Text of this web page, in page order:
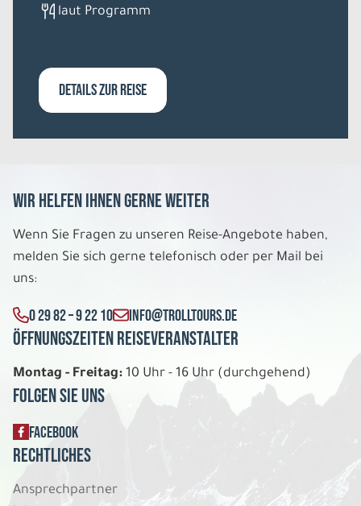
laut Programm
DETAILS ZUR REISE
Wir helfen Ihnen gerne weiter
Wenn Sie Fragen zu unseren Reise-Angebote haben,
melden Sie sich gerne telefonisch oder per Mail bei
uns:
0 29 82 – 9 22 10 INFO@TROLLTOURS.DE
Öffnungszeiten Reiseveranstalter
Montag - Freitag: 10 Uhr - 16 Uhr (durchgehend)
Folgen Sie uns
FACEBOOK
Rechtliches
Ansprechpartner